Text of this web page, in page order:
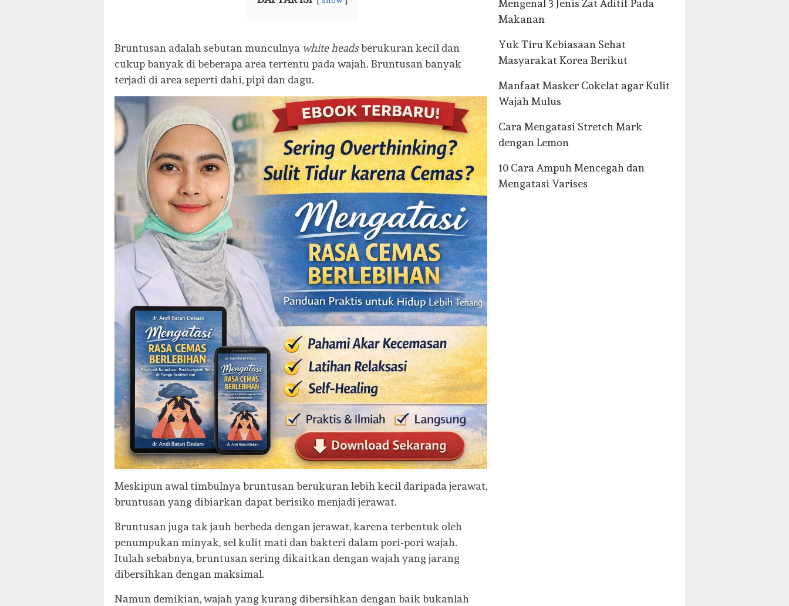
Bruntusan adalah sebutan munculnya white headsberukuran kecil dan
cukup banyak di beberapa area tertentu pada wajah. Bruntusan banyak
terjadi di area seperti dahi, pipi dan dagu.
Meskipun awal timbulnya bruntusan berukuran lebih kecil daripada jerawat,
bruntusan yang dibiarkan dapat berisiko menjadi jerawat.
Bruntusan juga tak jauh berbeda dengan jerawat, karena terbentuk oleh
penumpukan minyak, sel kulit mati dan bakteri dalam pori-pori wajah.
Itulah sebabnya, bruntusan sering dikaitkan dengan wajah yang jarang
dibersihkan dengan maksimal.
Namun demikian, wajah yang kurang dibersihkan dengan baik bukanlah
Mengenal 3 Jenis Zat Aditif Pada
Makanan
Yuk Tiru Kebiasaan Sehat
Masyarakat Korea Berikut
Manfaat Masker Cokelat agar Kulit
Wajah Mulus
Cara Mengatasi Stretch Mark
dengan Lemon
10 Cara Ampuh Mencegah dan
Mengatasi Varises